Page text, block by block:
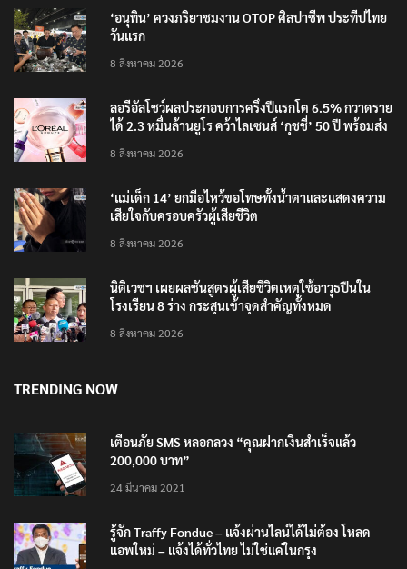
‘อนุทิน’ ควงภริยาชมงาน OTOP ศิลปาชีพ ประทีปไทย
วันแรก
8 สิงหาคม 2026
ลอรีอัลโชว์ผลประกอบการครึ่งปีแรกโต 6.5% กวาดราย
ได้ 2.3 หมื่นล้านยูโร คว้าไลเซนส์ ‘กุชชี่’ 50 ปี พร้อมส่ง
8 สิงหาคม 2026
‘แม่เด็ก 14’ ยกมือไหว้ขอโทษทั้งน้ำตาและแสดงความ
เสียใจกับครอบครัวผู้เสียชีวิต
8 สิงหาคม 2026
นิติเวชฯ เผยผลชันสูตรผู้เสียชีวิตเหตุใช้อาวุธปืนใน
โรงเรียน 8 ร่าง กระสุนเข้าจุดสำคัญทั้งหมด
8 สิงหาคม 2026
TRENDING NOW
เตือนภัย SMS หลอกลวง “คุณฝากเงินสำเร็จแล้ว
200,000 บาท”
24 มีนาคม 2021
รู้จัก Traffy Fondue – แจ้งผ่านไลน์ได้ไม่ต้อง โหลด
แอพใหม่ – แจ้งได้ทั่วไทย ไม่ใช่แค่ในกรุง